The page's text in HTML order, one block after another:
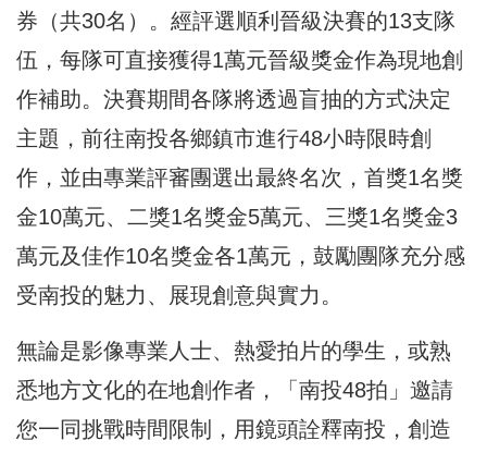
券（共30名）。經評選順利晉級決賽的13支隊
伍，每隊可直接獲得1萬元晉級獎金作為現地創
作補助。決賽期間各隊將透過盲抽的方式決定
主題，前往南投各鄉鎮市進行48小時限時創
作，並由專業評審團選出最終名次，首獎1名獎
金10萬元、二獎1名獎金5萬元、三獎1名獎金3
萬元及佳作10名獎金各1萬元，鼓勵團隊充分感
受南投的魅力、展現創意與實力。
無論是影像專業人士、熱愛拍片的學生，或熟
悉地方文化的在地創作者，「南投48拍」邀請
您一同挑戰時間限制，用鏡頭詮釋南投，創造